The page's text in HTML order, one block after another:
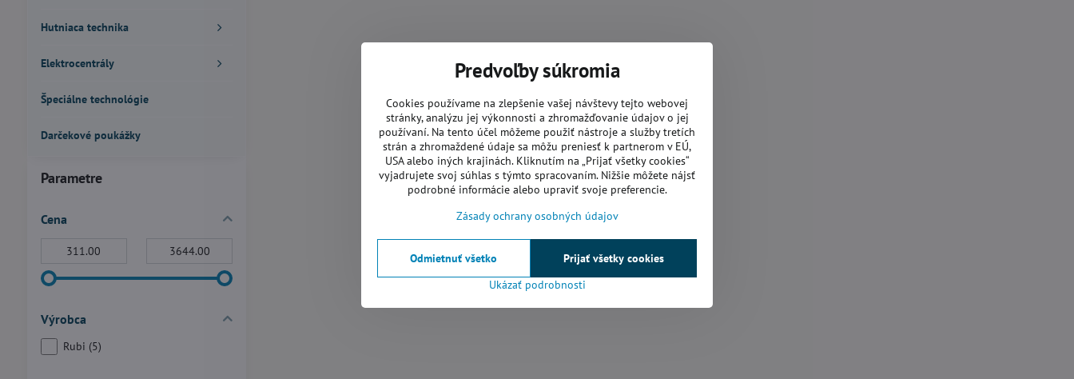
Parametre
Cena
Výrobca
Rubi (5)
Hutniaca technika
Elektrocentrály
Špeciálne technológie
Darčekové poukážky
Predvoľby súkromia
Cookies používame na zlepšenie vašej návštevy tejto webovej
stránky, analýzu jej výkonnosti a zhromažďovanie údajov o jej
používaní. Na tento účel môžeme použiť nástroje a služby tretích
strán a zhromaždené údaje sa môžu preniesť k partnerom v EÚ,
USA alebo iných krajinách. Kliknutím na „Prijať všetky cookies“
vyjadrujete svoj súhlas s týmto spracovaním. Nižšie môžete nájsť
podrobné informácie alebo upraviť svoje preferencie.
Zásady ochrany osobných údajov
Ukázať podrobnosti
Prijať všetky cookies
Odmietnuť všetko